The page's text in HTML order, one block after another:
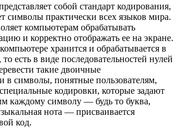
собой стандарт кодирования,
символы практически всех языков мира.
компьютерам обрабатывать
и корректно отображать ее на экране.
хранится и обрабатывается в
есть в виде последовательностей нулей
такие двоичные
в символы, понятные пользователям,
кодировки, которые задают
каждому символу — будь то буква,
нота — присваивается
код.